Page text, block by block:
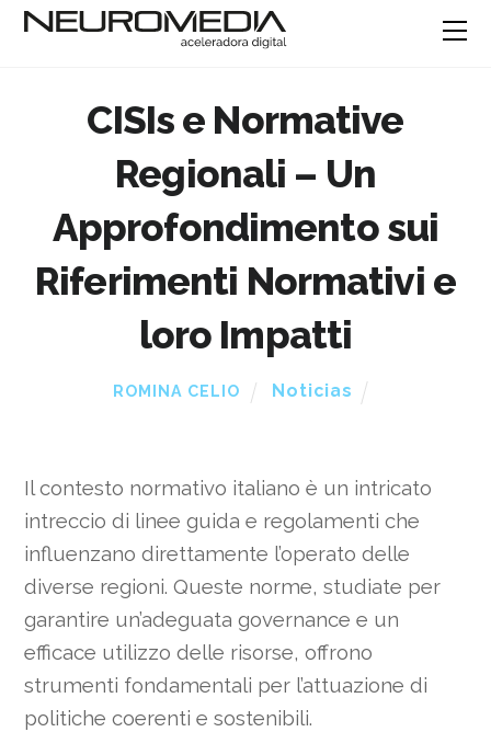
CISIs e Normative
Regionali – Un
Approfondimento sui
Riferimenti Normativi e
loro Impatti
ROMINA CELIO Noticias
Il contesto normativo italiano è un intricato
intreccio di linee guida e regolamenti che
influenzano direttamente l’operato delle
diverse regioni. Queste norme, studiate per
garantire un’adeguata governance e un
efficace utilizzo delle risorse, offrono
strumenti fondamentali per l’attuazione di
politiche coerenti e sostenibili.